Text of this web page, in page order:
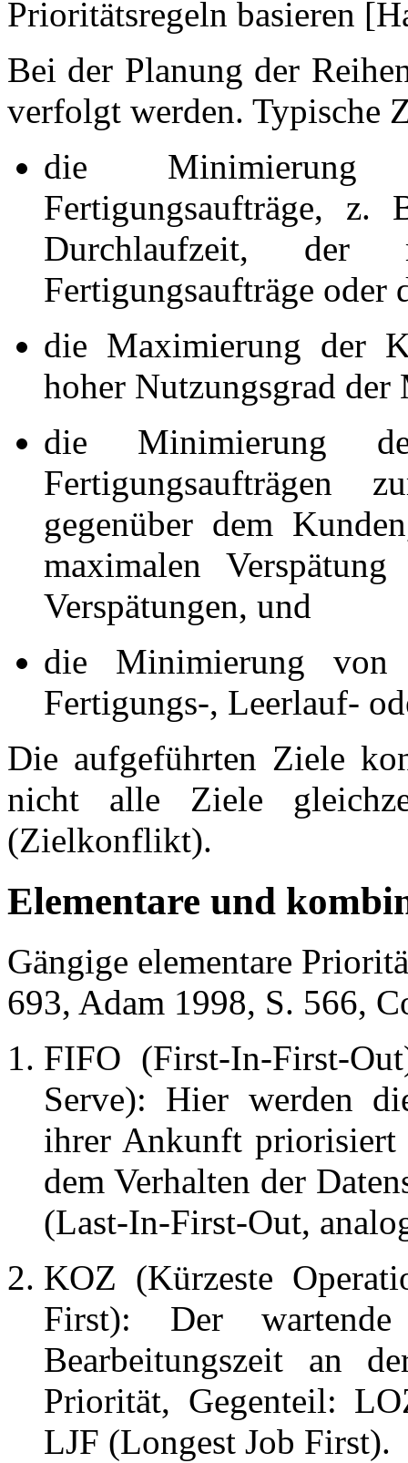
Prioritätsregeln basieren
Bei der Planung der
verfolgt werden. Typische
die
Fertigungsaufträge,
Durchlaufzeit, der
Fertigungsaufträge oder
die Maximierung der
hoher Nutzungsgrad
die Minimierung
Fertigungsaufträgen
gegenüber dem
maximalen
Verspätungen, und
die Minimierung
Fertigungs-, Leerlauf-
Die aufgeführten Ziele
nicht alle Ziele
(Zielkonflikt).
Elementare und
Gängige elementare
693, Adam 1998, S. 566,
FIFO (First-In-First-
Serve): Hier werden
ihrer Ankunft priorisiert
dem Verhalten der
(Last-In-First-Out,
KOZ (Kürzeste
First): Der
Bearbeitungszeit an
Priorität, Gegenteil:
LJF (Longest Job First).